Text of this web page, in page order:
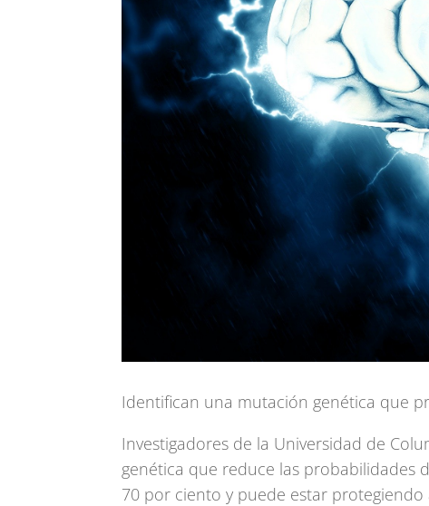
Identifican una mutación genética que
Investigadores de la Universidad de
genética que reduce las probabilidades
70 por ciento y puede estar